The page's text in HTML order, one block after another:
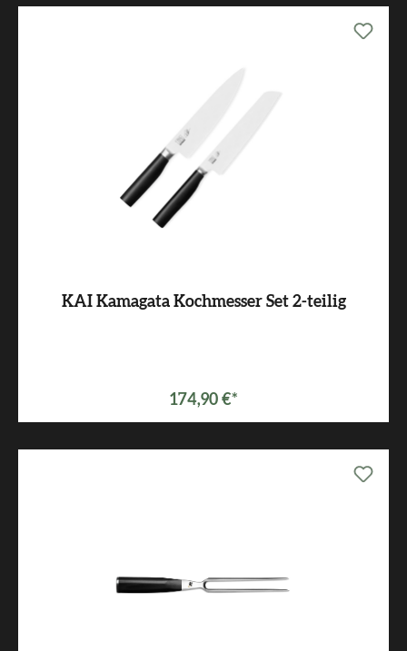
KAI Kamagata Kochmesser Set 2-teilig
174,90 €*